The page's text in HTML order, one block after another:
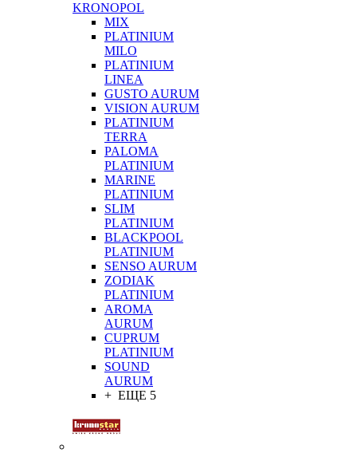
KRONOPOL
MIX
PLATINIUM
MILO
PLATINIUM
LINEA
GUSTO AURUM
VISION AURUM
PLATINIUM
TERRA
PALOMA
PLATINIUM
MARINE
PLATINIUM
SLIM
PLATINIUM
BLACKPOOL
PLATINIUM
SENSO AURUM
ZODIAK
PLATINIUM
AROMA
AURUM
CUPRUM
PLATINIUM
SOUND
AURUM
+ ЕЩЕ 5